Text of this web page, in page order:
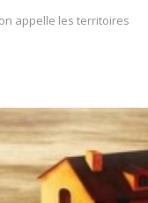
appelle les territoires